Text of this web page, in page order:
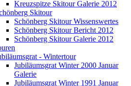
Kreuzspitze Skitour Galerie 2012
Skitour
Schönberg Skitour Wissenswertes
Schönberg Skitour Bericht 2012
Schönberg Skitour Galerie 2012
- Wintertour
Jubiläumsgrat Winter 2000 Januar
Galerie
Jubiläumsgrat Winter 1991 Januar